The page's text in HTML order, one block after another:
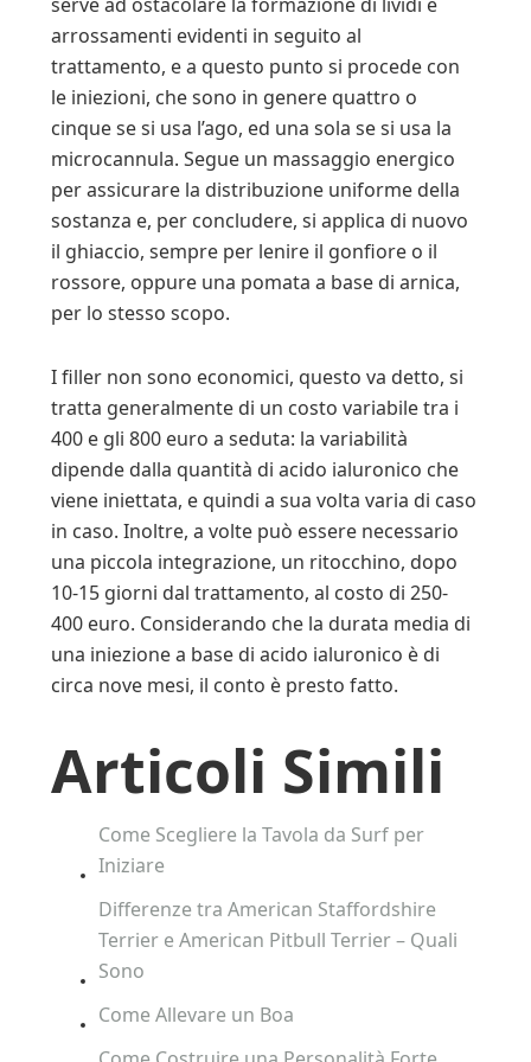
arrossamenti evidenti in seguito al
trattamento, e a questo punto si procede con
le iniezioni, che sono in genere quattro o
cinque se si usa l’ago, ed una sola se si usa la
microcannula. Segue un massaggio energico
per assicurare la distribuzione uniforme della
sostanza e, per concludere, si applica di nuovo
il ghiaccio, sempre per lenire il gonfiore o il
rossore, oppure una pomata a base di arnica,
per lo stesso scopo.
I filler non sono economici, questo va detto, si
tratta generalmente di un costo variabile tra i
400 e gli 800 euro a seduta: la variabilità
dipende dalla quantità di acido ialuronico che
viene iniettata, e quindi a sua volta varia di caso
in caso. Inoltre, a volte può essere necessario
una piccola integrazione, un ritocchino, dopo
10-15 giorni dal trattamento, al costo di 250-
400 euro. Considerando che la durata media di
una iniezione a base di acido ialuronico è di
circa nove mesi, il conto è presto fatto.
Articoli Simili
Come Scegliere la Tavola da Surf per
Iniziare
Differenze tra American Staffordshire
Terrier e American Pitbull Terrier – Quali
Sono
Come Allevare un Boa